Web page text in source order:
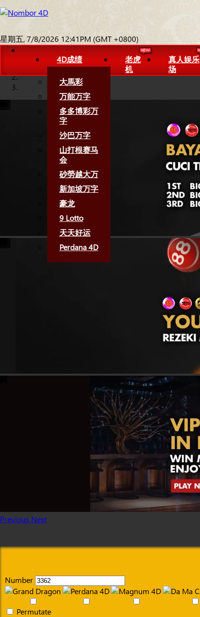
星期五, 7/8/2026 12:41PM (GMT +0800)
4D成绩
大馬彩
万能万字
多多博彩万
字
沙巴万字
山打根赛马
会
砂勞越大万
新加坡万字
豪龙
9 Lotto
天天好运
Perdana 4D
老虎
机
真人娱乐
场
Previous Next
Number
Permutate